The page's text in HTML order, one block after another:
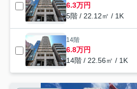
6.3万円
5階 / 22.12㎡ / 1K
14階
6.8万円
14階 / 22.56㎡ / 1K